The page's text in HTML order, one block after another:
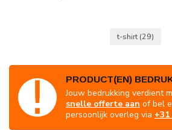
t-shirt (29)
PRODUCT(EN)
Jouw bedrukking verdient
snelle offerte aan of bel
persoonlijk overleg via +31